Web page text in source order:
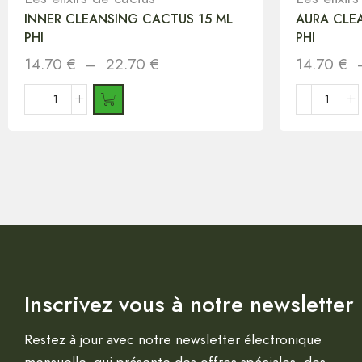
INNER CLEANSING CACTUS 15 ML
PHI
14.70 € – 22.70 €
AURA
PHI
14.70 €
Inscrivez vous à notre newsletter
Restez à jour avec notre newsletter électronique